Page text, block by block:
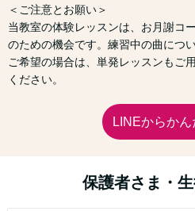
＜ご注意とお願い＞
当教室の体験レッスンは、お月謝コ
のための機会です。練習中の曲につ
ご希望の場合は、単発レッスンもご
ください。
LINEからか
保護者さま・